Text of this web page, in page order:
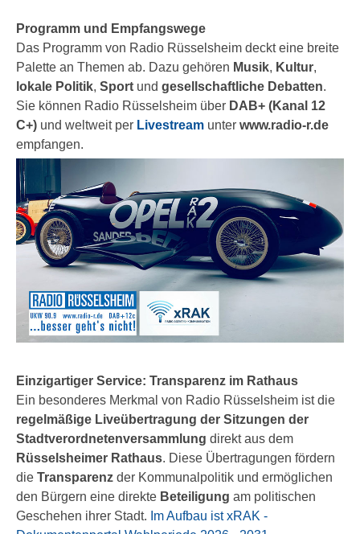
Programm und Empfangswege
Das Programm von Radio Rüsselsheim deckt eine breite
Palette an Themen ab. Dazu gehören Musik, Kultur,
lokale Politik, Sport und gesellschaftliche Debatten.
Sie können Radio Rüsselsheim über DAB+ (Kanal 12
C+) und weltweit per Livestream unter www.radio-r.de
empfangen.
Einzigartiger Service: Transparenz im Rathaus
Ein besonderes Merkmal von Radio Rüsselsheim ist die
regelmäßige Liveübertragung der Sitzungen der
Stadtverordnetenversammlung direkt aus dem
Rüsselsheimer Rathaus. Diese Übertragungen fördern
die Transparenz der Kommunalpolitik und ermöglichen
den Bürgern eine direkte Beteiligung am politischen
Geschehen ihrer Stadt. Im Aufbau ist xRAK -